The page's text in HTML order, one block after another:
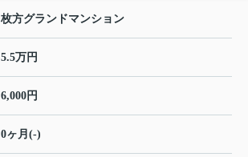
枚方グランドマンション
5.5万円
6,000円
0ヶ月(-)